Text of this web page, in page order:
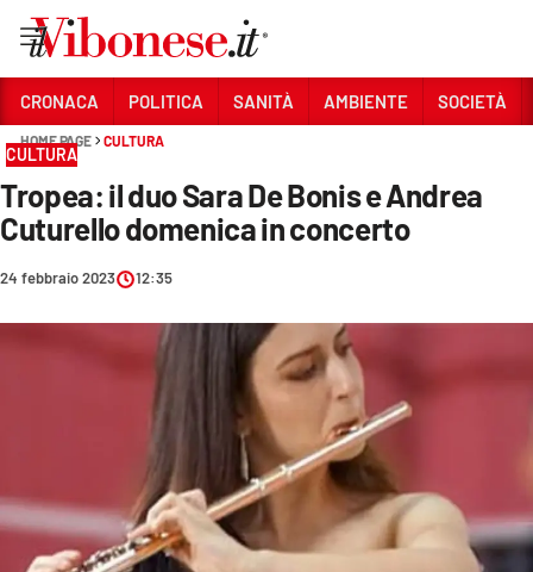
Sezioni
CRONACA
POLITICA
SANITÀ
ECONOMIA E LAVORO
EVENTI
CRONACA POLITICA SANITÀ AMBIENTE SOCIETÀ
HOME PAGE CULTURA
CULTURA
Tropea: il duo Sara De Bonis e Andrea
Cuturello domenica in concerto
24 febbraio 2023 12:35